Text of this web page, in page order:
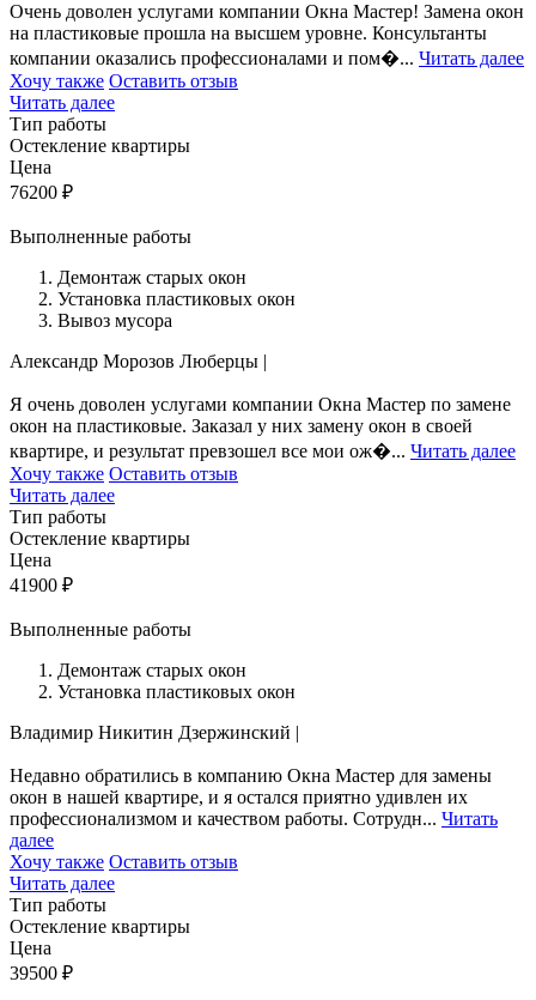
Очень доволен услугами компании Окна Мастер! Замена окон
на пластиковые прошла на высшем уровне. Консультанты
компании оказались профессионалами и пом�... Читать далее
Хочу также Оставить отзыв
Читать далее
Тип работы
Остекление квартиры
Цена
76200 ₽
Выполненные работы
Демонтаж старых окон
Установка пластиковых окон
Вывоз мусора
Александр Морозов Люберцы |
Я очень доволен услугами компании Окна Мастер по замене
окон на пластиковые. Заказал у них замену окон в своей
квартире, и результат превзошел все мои ож�... Читать далее
Хочу также Оставить отзыв
Читать далее
Тип работы
Остекление квартиры
Цена
41900 ₽
Выполненные работы
Демонтаж старых окон
Установка пластиковых окон
Владимир Никитин Дзержинский |
Недавно обратились в компанию Окна Мастер для замены
окон в нашей квартире, и я остался приятно удивлен их
профессионализмом и качеством работы. Сотрудн... Читать
далее
Хочу также Оставить отзыв
Читать далее
Тип работы
Остекление квартиры
Цена
39500 ₽